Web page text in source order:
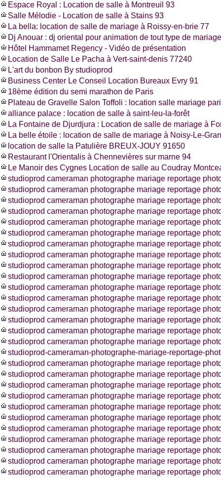
Espace Royal : Location de salle à Montreuil 93
Salle Mélodie - Location de salle à Stains 93
La bella: location de salle de mariage à Roissy-en-brie 77
Dj Anouar : dj oriental pour animation de tout type de mariage
Hôtel Hammamet Regency - Vidéo de présentation
Location de Salle Le Pacha à Vert-saint-denis 77240
L'art du bonbon By studioprod
Business Center Le Conseil Location Bureaux Evry 91
18ème édition du semi marathon de Paris
Plateau de Gravelle Salon Toffoli : location salle mariage
alliance palace : location de salle à saint-leu-la-forêt
La Fontaine de Djurdjura : Location de salle de mariage à
La belle étoile : location de salle de mariage à Noisy-Le-
location de salle la Patulière BREUX-JOUY 91650
Restaurant l'Orientalis à Chennevières sur marne 94
Le Manoir des Cygnes Location de salle au Coudray
studioprod cameraman photographe mariage reportage
studioprod cameraman photographe mariage reportage
studioprod cameraman photographe mariage reportage
studioprod cameraman photographe mariage reportage
studioprod cameraman photographe mariage reportage
studioprod cameraman photographe mariage reportage
studioprod cameraman photographe mariage reportage
studioprod cameraman photographe mariage reportage
studioprod cameraman photographe mariage reportage
studioprod cameraman photographe mariage reportage
studioprod cameraman photographe mariage reportage
studioprod cameraman photographe mariage reportage
studioprod cameraman photographe mariage reportage
studioprod cameraman photographe mariage reportage
studioprod cameraman photographe mariage reportage
studioprod cameraman photographe mariage reportage
studioprod-cameraman-photographe-mariage-reportage-
studioprod cameraman photographe mariage reportage
studioprod cameraman photographe mariage reportage
studioprod cameraman photographe mariage reportage
studioprod cameraman photographe mariage reportage
studioprod cameraman photographe mariage reportage
studioprod cameraman photographe mariage reportage
studioprod cameraman photographe mariage reportage
studioprod cameraman photographe mariage reportage
studioprod cameraman photographe mariage reportage
studioprod cameraman photographe mariage reportage
studioprod cameraman photographe mariage reportage